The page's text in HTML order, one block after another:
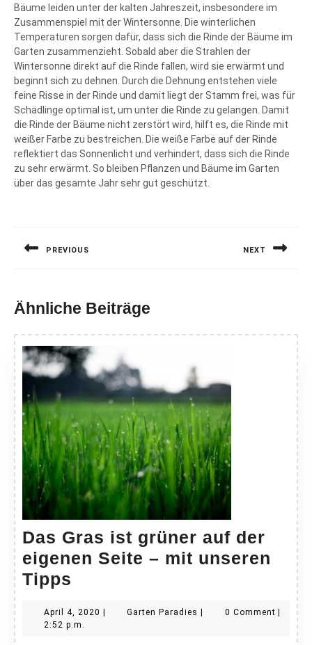
Bäume leiden unter der kalten Jahreszeit, insbesondere im
Zusammenspiel mit der Wintersonne. Die winterlichen
Temperaturen sorgen dafür, dass sich die Rinde der Bäume im
Garten zusammenzieht. Sobald aber die Strahlen der
Wintersonne direkt auf die Rinde fallen, wird sie erwärmt und
beginnt sich zu dehnen. Durch die Dehnung entstehen viele
feine Risse in der Rinde und damit liegt der Stamm frei, was für
Schädlinge optimal ist, um unter die Rinde zu gelangen. Damit
die Rinde der Bäume nicht zerstört wird, hilft es, die Rinde mit
weißer Farbe zu bestreichen. Die weiße Farbe auf der Rinde
reflektiert das Sonnenlicht und verhindert, dass sich die Rinde
zu sehr erwärmt. So bleiben Pflanzen und Bäume im Garten
über das gesamte Jahr sehr gut geschützt.
PREVIOUS NEXT
Ähnliche Beiträge
Das Gras ist grüner auf der
eigenen Seite – mit unseren
Tipps
ist
April 4, 2020 April
| Garten Paradies Garten
| 0 Comment |
2:52 p.m.